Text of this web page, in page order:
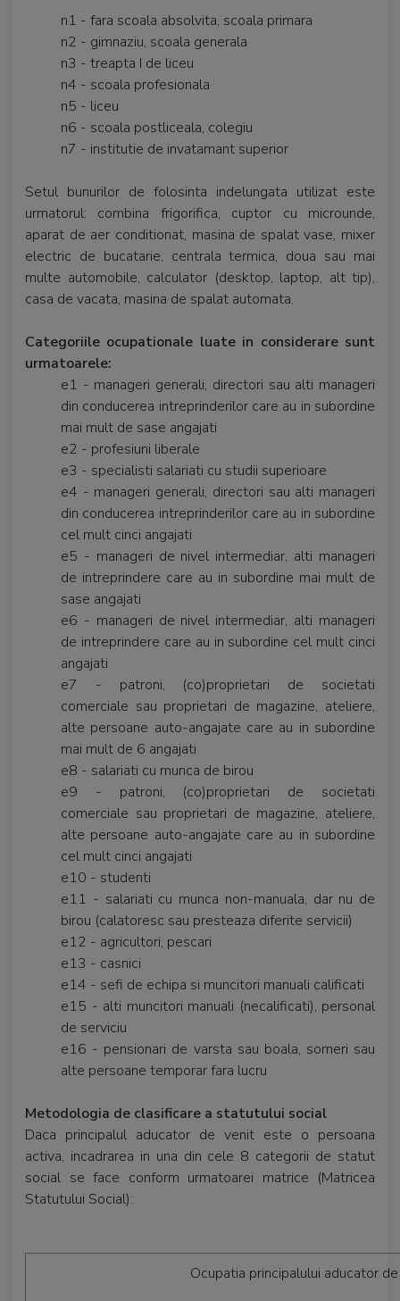
n1 - fara scoala absolvita, scoala primara
n2 - gimnaziu, scoala generala
n3 - treapta I de liceu
n4 - scoala profesionala
n5 - liceu
n6 - scoala postliceala, colegiu
n7 - institutie de invatamant superior
Setul bunurilor de folosinta indelungata utilizat este
urmatorul: combina frigorifica, cuptor cu microunde,
aparat de aer conditionat, masina de spalat vase, mixer
electric de bucatarie, centrala termica, doua sau mai
multe automobile, calculator (desktop, laptop, alt tip),
casa de vacata, masina de spalat automata.
Categoriile ocupationale luate in considerare sunt
urmatoarele:
e1 - manageri generali, directori sau alti manageri
din conducerea intreprinderilor care au in subordine
mai mult de sase angajati
e2 - profesiuni liberale
e3 - specialisti salariati cu studii superioare
e4 - manageri generali, directori sau alti manageri
din conducerea intreprinderilor care au in subordine
cel mult cinci angajati
e5 - manageri de nivel intermediar, alti manageri
de intreprindere care au in subordine mai mult de
sase angajati
e6 - manageri de nivel intermediar, alti manageri
de intreprindere care au in subordine cel mult cinci
angajati
e7 - patroni, (co)proprietari de societati
comerciale sau proprietari de magazine, ateliere,
alte persoane auto-angajate care au in subordine
mai mult de 6 angajati
e8 - salariati cu munca de birou
e9 - patroni, (co)proprietari de societati
comerciale sau proprietari de magazine, ateliere,
alte persoane auto-angajate care au in subordine
cel mult cinci angajati
e10 - studenti
e11 - salariati cu munca non-manuala, dar nu de
birou (calatoresc sau presteaza diferite servicii)
e12 - agricultori, pescari
e13 - casnici
e14 - sefi de echipa si muncitori manuali calificati
e15 - alti muncitori manuali (necalificati), personal
de serviciu
e16 - pensionari de varsta sau boala, someri sau
alte persoane temporar fara lucru
Metodologia de clasificare a statutului social
Daca principalul aducator de venit este o persoana
activa, incadrarea in una din cele 8 categorii de statut
social se face conform urmatoarei matrice (Matricea
Statutului Social):
Ocupatia principalului aducator